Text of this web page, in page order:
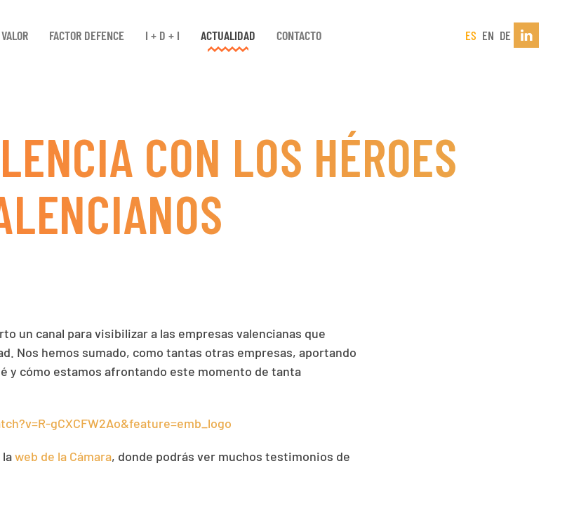
FACTOR DEFENCE I + D + I ACTUALIDAD CONTACTO ES EN DE
CON LOS HÉROES
un canal para visibilizar a las empresas valencianas que
Nos hemos sumado, como tantas otras empresas, aportando
y cómo estamos afrontando este momento de tanta
gCXCFW2Ao&feature=emb_logo
web de la Cámara, donde podrás ver muchos testimonios de